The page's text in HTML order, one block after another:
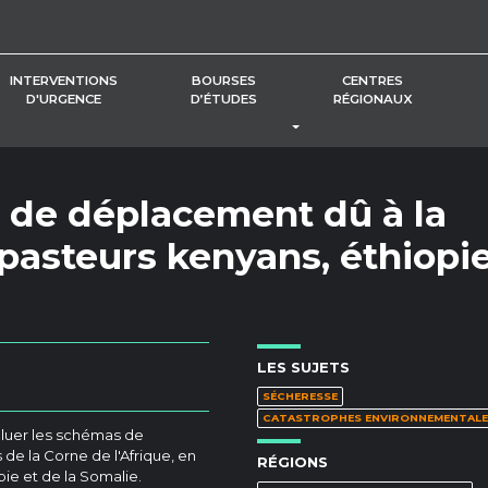
INTERVENTIONS
D'URGENCE
BOURSES
D’ÉTUDES
CENTRES
RÉGIONAUX
BASCULER LE MENU
déplacement dû à la
kenyans,
les schémas de
la Corne de l'Afrique, en
et de la Somalie.
LES SUJETS
SÉCHERESSE
CATASTROPHES
RÉGIONS